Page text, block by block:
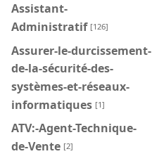
Assistant-
Administratif [126]
Assurer-le-durcissement-
de-la-sécurité-des-
systèmes-et-réseaux-
informatiques [1]
ATV:-Agent-Technique-
de-Vente [2]